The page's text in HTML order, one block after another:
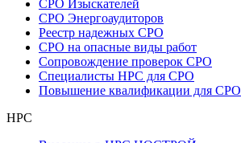
СРО Изыскателей
СРО Энергоаудиторов
Реестр надежных СРО
СРО на опасные виды работ
Сопровождение проверок СРО
Специалисты НРС для СРО
Повышение квалификации для СРО
НРС